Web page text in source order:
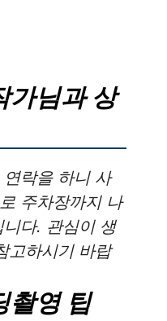
가님과 상
락을 하니 사
주차장까지 나
다. 관심이 생
고하시기 바랍
촬영 팁